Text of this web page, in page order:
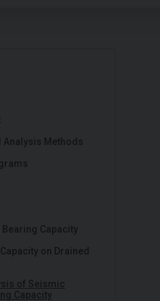
Analysis Methods
Capacity
on Drained
of Seismic
Capacity